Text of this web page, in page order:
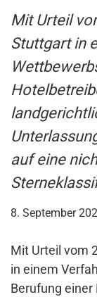
Mit Urteil
Stuttgart in
auf eine
8. September
Mit Urteil vom
in einem
Berufung